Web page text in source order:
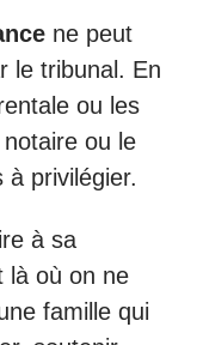
ne peut
le tribunal. En
ou les
ou le
privilégier.
à sa
là où on ne
famille qui